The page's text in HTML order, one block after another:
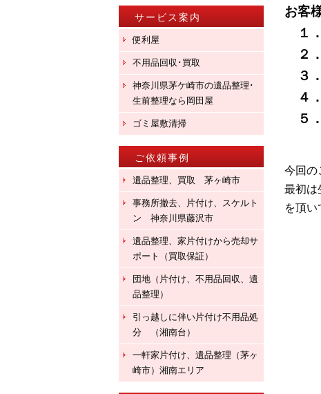
お客
１
２
３
４
５
今回の
最初は
を頂い
サービス案内
便利屋
不用品回収･買取
神奈川県茅ケ崎市の遺品整理･
生前整理なら岡田屋
ゴミ屋敷清掃
ご依頼事例
遺品整理、買取 茅ヶ崎市
事務所撤去、片付け、スケルト
ン 神奈川県藤沢市
遺品整理、家片付けから売却サ
ポート（買取保証）
団地（片付け、不用品回収、遺
品整理）
引っ越しに伴い片付け不用品処
分 （湘南台）
一軒家片付け、遺品整理（茅ヶ
崎市）湘南エリア